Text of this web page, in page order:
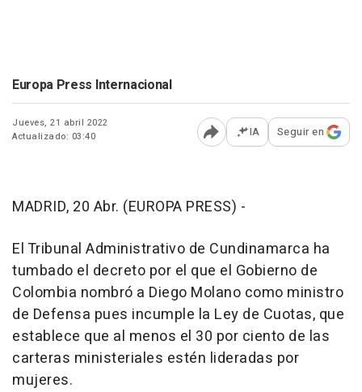
Europa Press Internacional
Jueves, 21 abril 2022
Actualizado: 03:40
Abrir opciones para
IA Seguir en
MADRID, 20 Abr. (EUROPA PRESS) -
El Tribunal Administrativo de Cundinamarca ha
tumbado el decreto por el que el Gobierno de
Colombia nombró a Diego Molano como ministro
de Defensa pues incumple la Ley de Cuotas, que
establece que al menos el 30 por ciento de las
carteras ministeriales estén lideradas por
mujeres.